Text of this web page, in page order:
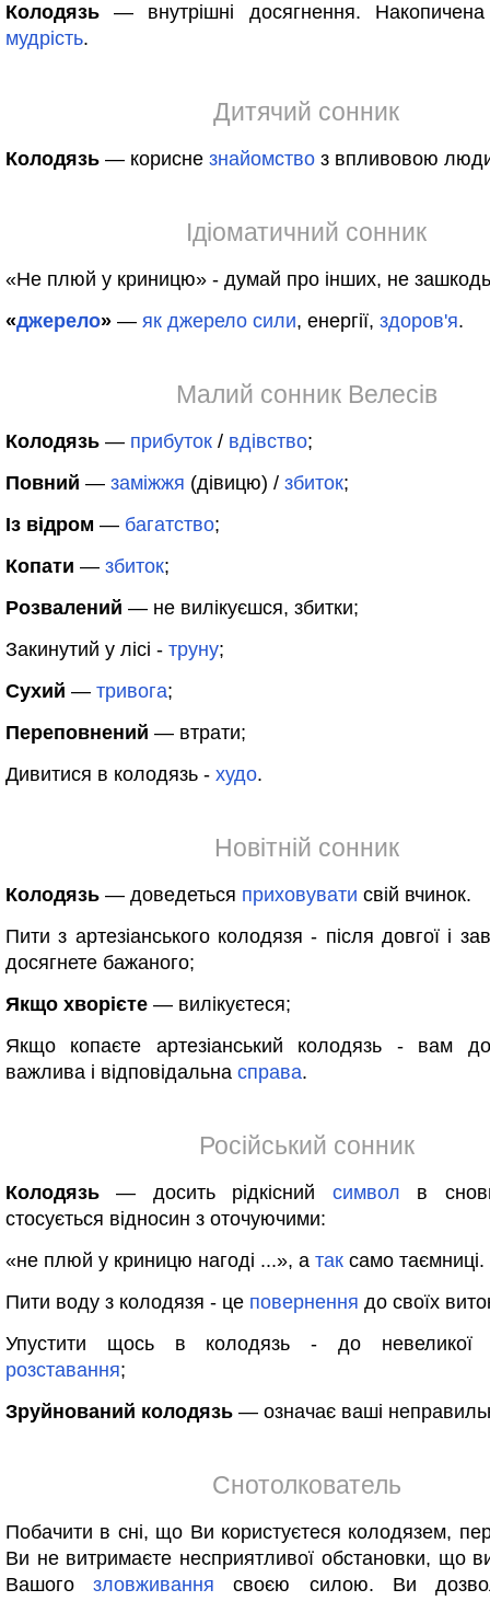
Колодязь — внутрішні досягнення. Накопичена
мудрість.
Дитячий сонник
Колодязь — корисне знайомство з впливовою
Ідіоматичний сонник
«Не плюй у криницю» - думай про інших, не
«джерело» — як джерело сили, енергії, здоров'я.
Малий сонник Велесів
Колодязь — прибуток / вдівство;
Повний — заміжжя (дівицю) / збиток;
Із відром — багатство;
Копати — збиток;
Розвалений — не вилікуєшся, збитки;
Закинутий у лісі - труну;
Сухий — тривога;
Переповнений — втрати;
Дивитися в колодязь - худо.
Новітній сонник
Колодязь — доведеться приховувати свій вчинок.
Пити з артезіанського колодязя - після довгої і
досягнете бажаного;
Якщо хворієте — вилікуєтеся;
Якщо копаєте артезіанський колодязь - вам
важлива і відповідальна справа.
Російський сонник
Колодязь — досить рідкісний символ в
стосується відносин з оточуючими:
«не плюй у криницю нагоді ...», а так само таємниці.
Пити воду з колодязя - це повернення до своїх
Упустити щось в колодязь - до невеликої
розставання;
Зруйнований колодязь — означає ваші
Снотолкователь
Побачити в сні, що Ви користуєтеся колодязем,
Ви не витримаєте несприятливої обстановки, що
Вашогозловживання своєю силою. Ви